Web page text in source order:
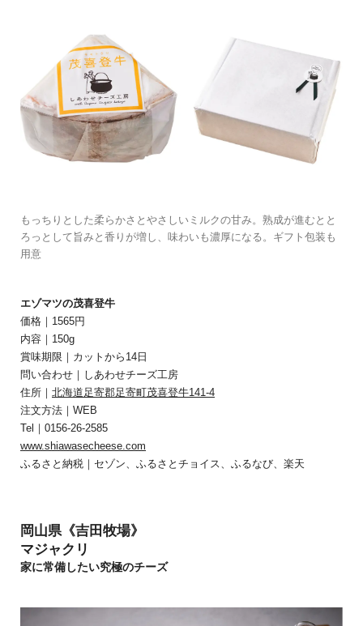
もっちりとした柔らかさとやさしいミルクの甘み。熟成が進むとと
ろっとして旨みと香りが増し、味わいも濃厚になる。ギフト包装も
用意
エゾマツの茂喜登牛
価格｜1565円
内容｜150g
賞味期限｜カットから14日
問い合わせ｜しあわせチーズ工房
住所｜ 北海道足寄郡足寄町茂喜登牛141-4
注文方法｜WEB
Tel｜0156-26-2585
www.shiawasecheese.com
ふるさと納税｜セゾン、ふるさとチョイス、ふるなび、楽天
岡山県《吉田牧場》
マジャクリ
家に常備したい究極のチーズ